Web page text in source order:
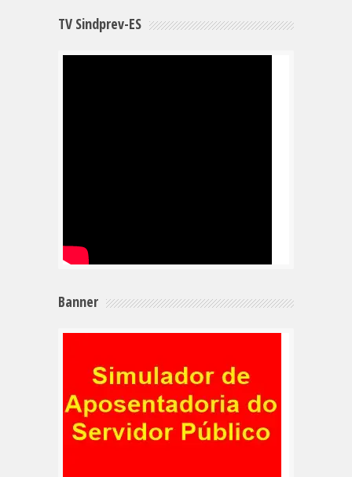
TV Sindprev-ES
Banner